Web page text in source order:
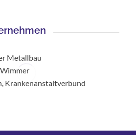
Metallbau
Krankenanstaltverbund